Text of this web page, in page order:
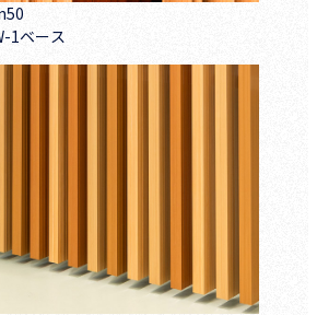
1ベース